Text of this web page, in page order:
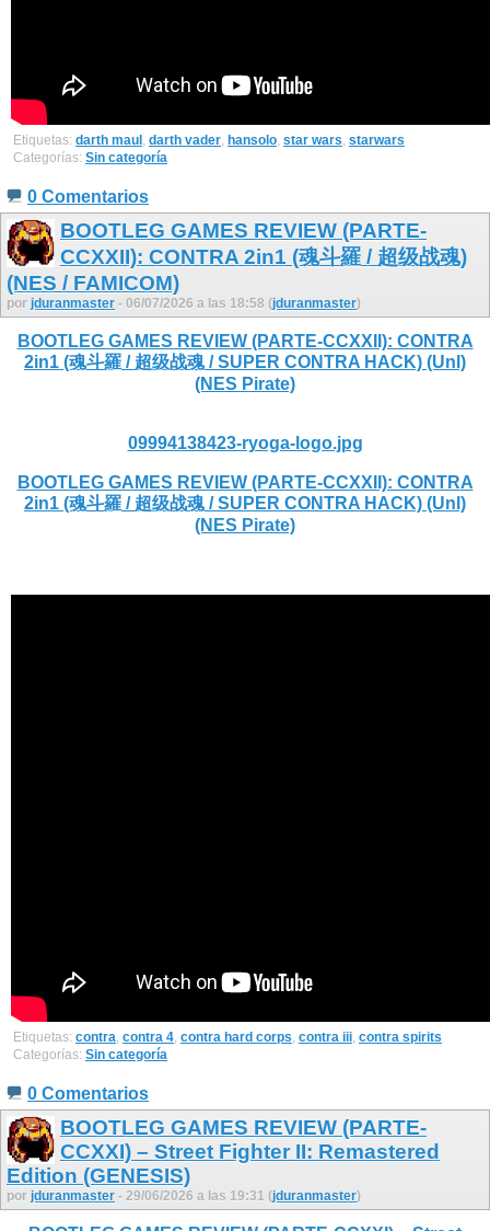
Etiquetas: darth maul , darth vader, hansolo, star wars, starwars
Categorías: Sin categoría
0 Comentarios
BOOTLEG GAMES REVIEW (PARTE-
CCXXII): CONTRA 2in1 (魂斗羅 / 超级战魂)
(NES / FAMICOM)
por jduranmaster - 06/07/2026 a las 18:58 (jduranmaster)
BOOTLEG GAMES REVIEW (PARTE-CCXXII): CONTRA
2in1 (魂斗羅 / 超级战魂 / SUPER CONTRA HACK) (Unl)
(NES Pirate)
09994138423-ryoga-logo.jpg
BOOTLEG GAMES REVIEW (PARTE-CCXXII): CONTRA
2in1 (魂斗羅 / 超级战魂 / SUPER CONTRA HACK) (Unl)
(NES Pirate)
Etiquetas: contra, contra 4, contra hard corps, contra iii, contra spirits
Categorías: Sin categoría
0 Comentarios
BOOTLEG GAMES REVIEW (PARTE-
CCXXI) – Street Fighter II: Remastered
Edition (GENESIS)
por jduranmaster - 29/06/2026 a las 19:31 (jduranmaster)